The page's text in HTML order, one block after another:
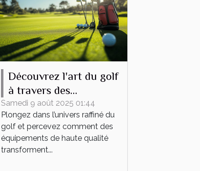
Découvrez l'art du golf
à travers des
équipements de haute
qualité
Samedi 9 août 2025 01:44
Plongez dans l’univers raffiné du
golf et percevez comment des
équipements de haute qualité
transforment...